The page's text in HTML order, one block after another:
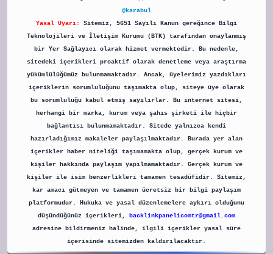
@karabul
Yasal Uyarı:
Sitemiz, 5651 Sayılı Kanun gereğince Bilgi
Teknolojileri ve İletişim Kurumu (BTK) tarafından onaylanmış
bir Yer Sağlayıcı olarak hizmet vermektedir. Bu nedenle,
sitedeki içerikleri proaktif olarak denetleme veya araştırma
yükümlülüğümüz bulunmamaktadır. Ancak, üyelerimiz yazdıkları
içeriklerin sorumluluğunu taşımakta olup, siteye üye olarak
bu sorumluluğu kabul etmiş sayılırlar. Bu internet sitesi,
herhangi bir marka, kurum veya şahıs şirketi ile hiçbir
bağlantısı bulunmamaktadır. Sitede yalnızca kendi
hazırladığımız makaleler paylaşılmaktadır. Burada yer alan
içerikler haber niteliği taşımamakta olup, gerçek kurum ve
kişiler hakkında paylaşım yapılmamaktadır. Gerçek kurum ve
kişiler ile isim benzerlikleri tamamen tesadüfidir. Sitemiz,
kar amacı gütmeyen ve tamamen ücretsiz bir bilgi paylaşım
platformudur. Hukuka ve yasal düzenlemelere aykırı olduğunu
düşündüğünüz içerikleri,
backlinkpanelicomtr@gmail.com
adresine bildirmeniz halinde, ilgili içerikler yasal süre
içerisinde sitemizden kaldırılacaktır.